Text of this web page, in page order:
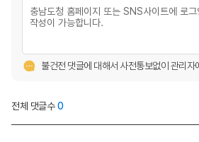
불건전 댓글에 대해서 사전통보없이 관리자
전체 댓글수0